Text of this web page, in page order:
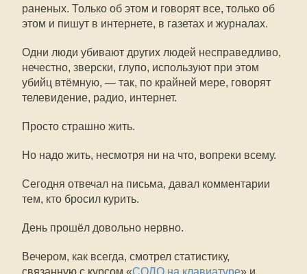
раненых. Только об этом и говорят все, только об
этом и пишут в интернете, в газетах и журналах.
Одни люди убивают других людей несправедливо,
нечестно, зверски, глупо, используют при этом
убийц втёмную, — так, по крайней мере, говорят
телевидение, радио, интернет.
Просто страшно жить.
Но надо жить, несмотря ни на что, вопреки всему.
Сегодня отвечал на письма, давал комментарии
тем, кто бросил курить.
День прошёл довольно нервно.
Вечером, как всегда, смотрел статистику,
связанную с курсом «СОЛО на клавиатуре» и